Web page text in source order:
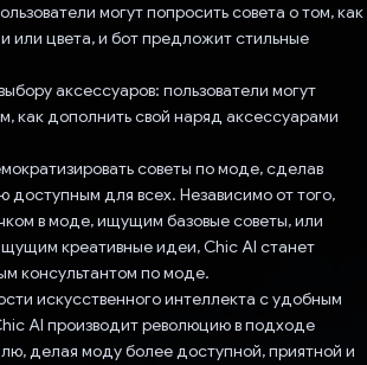
могут попросить совета о том, как
или цвета, и бот предложит стильные
аксессуаров: пользователи могут
как дополнить свой наряд аксессуарами
советы по моде, сделав
доступным для всех. Независимо от того,
в моде, ищущим базовые советы, или
креативные идеи, Chic AI станет
консультантом по моде.
искусственного интеллекта с удобным
AI производит революцию в подходе
делая моду более доступной, приятной и